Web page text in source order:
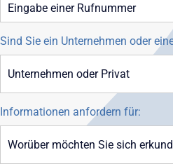
Sind Sie ein Unternehmen oder
Informationen anfordern für: